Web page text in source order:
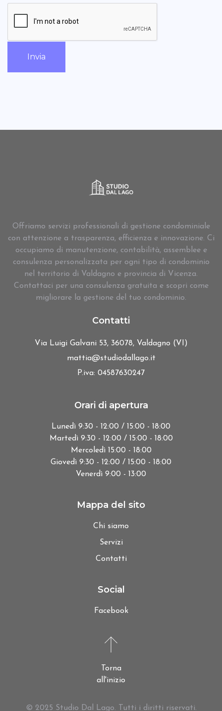
Invia
Offriamo servizi professionali di gestione condominiale
con attenzione a trasparenza, efficienza e innovazione. Ci
occupiamo di manutenzione, contabilità, assemblee e
consulenza personalizzata per ogni tipo di condominio
nel territorio di Valdagno e provincia di Vicenza.
Contattaci per una consulenza gratuita e scopri come
migliorare la gestione del tuo condominio.
Contatti
Via Luigi Galvani 53, 36078, Valdagno (VI)
mattia@studiodallago.it
P.iva: 04587630247
Orari di apertura
Lunedì 9:30 - 12:00 / 15:00 - 18:00
Martedì 9:30 - 12:00 / 15:00 - 18:00
Mercoledì 15:00 - 18:00
Giovedì 9:30 - 12:00 / 15:00 - 18:00
Venerdì 9:00 - 13:00
Mappa del sito
Chi siamo
Servizi
Contatti
Social
Facebook
Torna
all'inizio
© 2025 Studio Dal Lago. Tutti i diritti riservati.